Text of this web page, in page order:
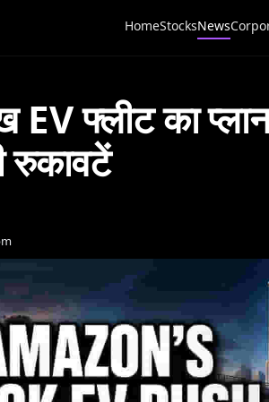
HomeStocksNews
फ्लीट का
रुकावटें